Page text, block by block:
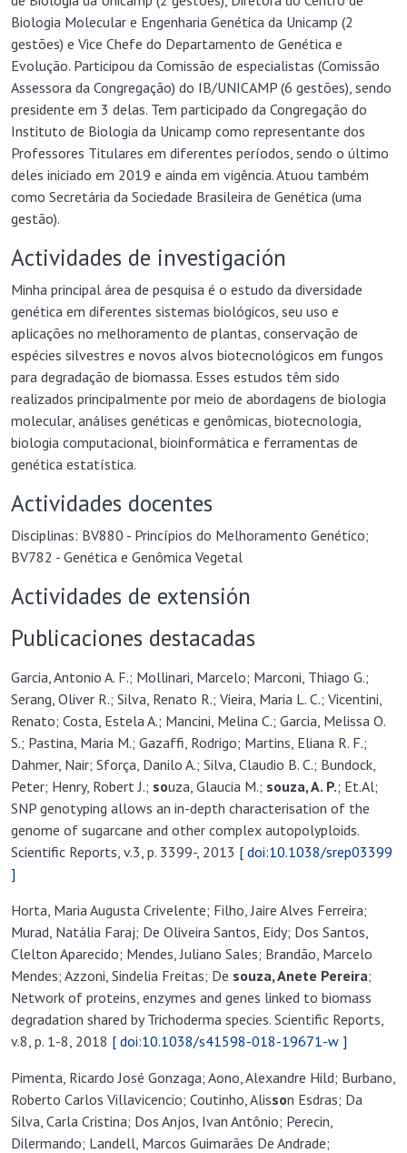
Biologia Molecular e Engenharia Genética da Unicamp (2
gestões) e Vice Chefe do Departamento de Genética e
Evolução. Participou da Comissão de especialistas (Comissão
Assessora da Congregação) do IB/UNICAMP (6 gestões), sendo
presidente em 3 delas. Tem participado da Congregação do
Instituto de Biologia da Unicamp como representante dos
Professores Titulares em diferentes períodos, sendo o último
deles iniciado em 2019 e ainda em vigência. Atuou também
como Secretária da Sociedade Brasileira de Genética (uma
gestão).
Actividades de investigación
Minha principal área de pesquisa é o estudo da diversidade
genética em diferentes sistemas biológicos, seu uso e
aplicações no melhoramento de plantas, conservação de
espécies silvestres e novos alvos biotecnológicos em fungos
para degradação de biomassa. Esses estudos têm sido
realizados principalmente por meio de abordagens de biologia
molecular, análises genéticas e genômicas, biotecnologia,
biologia computacional, bioinformática e ferramentas de
genética estatística.
Actividades docentes
Disciplinas: BV880 - Princípios do Melhoramento Genético;
BV782 - Genética e Genômica Vegetal
Actividades de extensión
Publicaciones destacadas
Garcia, Antonio A. F.; Mollinari, Marcelo; Marconi, Thiago G.;
Serang, Oliver R.; Silva, Renato R.; Vieira, Maria L. C.; Vicentini,
Renato; Costa, Estela A.; Mancini, Melina C.; Garcia, Melissa O.
S.; Pastina, Maria M.; Gazaffi, Rodrigo; Martins, Eliana R. F.;
Dahmer, Nair; Sforça, Danilo A.; Silva, Claudio B. C.; Bundock,
Peter; Henry, Robert J.; souza, Glaucia M.; souza, A. P.; Et.Al;
SNP genotyping allows an in-depth characterisation of the
genome of sugarcane and other complex autopolyploids.
Scientific Reports, v.3, p. 3399-, 2013 [ doi:10.1038/srep03399
]
Horta, Maria Augusta Crivelente; Filho, Jaire Alves Ferreira;
Murad, Natália Faraj; De Oliveira Santos, Eidy; Dos Santos,
Clelton Aparecido; Mendes, Juliano Sales; Brandão, Marcelo
Mendes; Azzoni, Sindelia Freitas; De souza, Anete Pereira;
Network of proteins, enzymes and genes linked to biomass
degradation shared by Trichoderma species. Scientific Reports,
v.8, p. 1-8, 2018 [ doi:10.1038/s41598-018-19671-w ]
Pimenta, Ricardo José Gonzaga; Aono, Alexandre Hild; Burbano,
Roberto Carlos Villavicencio; Coutinho, Alisson Esdras; Da
Silva, Carla Cristina; Dos Anjos, Ivan Antônio; Perecin,
Dilermando; Landell, Marcos Guimarães De Andrade;